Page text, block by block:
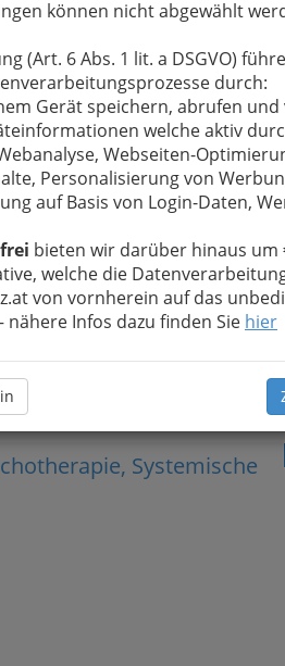
können nicht abgewählt
(Art. 6 Abs. 1 lit. a DSGVO)
durch:
Gerät speichern, abrufen
welche aktiv
Webseiten-
Personalisierung von
auf Basis von Login-Daten,
bieten wir darüber hinaus um
welche die
von vornherein auf das
nähere Infos dazu finden Sie hier
-
Erfahrung
verweisen. Zu den Angeboten
Tinnitus, Burnout bzw.
(Eheberatung,
mehr zum ThemaPsychotherapie
Systemische